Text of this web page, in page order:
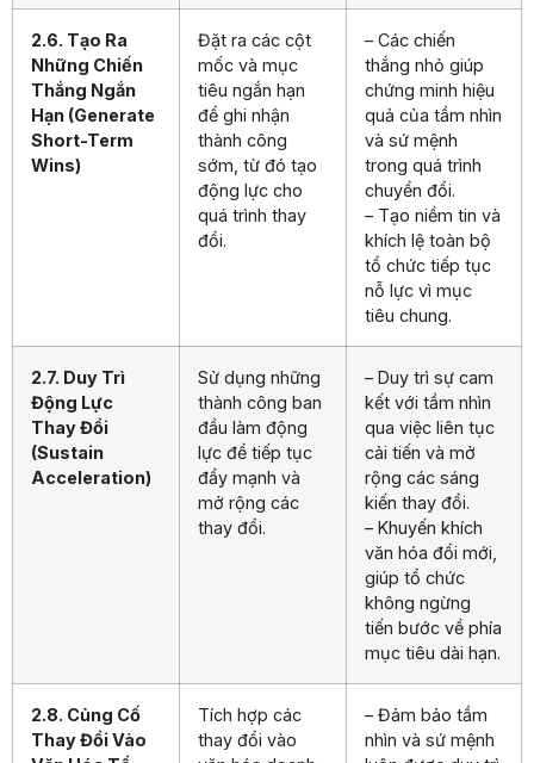
2.6. Tạo Ra
Những Chiến
Thắng Ngắn
Hạn (Generate
Short-Term
Wins)
Đặt ra các cột
mốc và mục
tiêu ngắn hạn
để ghi nhận
thành công
sớm, từ đó tạo
động lực cho
quá trình thay
đổi.
– Các chiến
thắng nhỏ giúp
chứng minh hiệu
quả của tầm nhìn
và sứ mệnh
trong quá trình
chuyển đổi.
– Tạo niềm tin và
khích lệ toàn bộ
tổ chức tiếp tục
nỗ lực vì mục
tiêu chung.
2.7. Duy Trì
Động Lực
Thay Đổi
(Sustain
Acceleration)
Sử dụng những
thành công ban
đầu làm động
lực để tiếp tục
đẩy mạnh và
mở rộng các
thay đổi.
– Duy trì sự cam
kết với tầm nhìn
qua việc liên tục
cải tiến và mở
rộng các sáng
kiến thay đổi.
– Khuyến khích
văn hóa đổi mới,
giúp tổ chức
không ngừng
tiến bước về phía
mục tiêu dài hạn.
2.8. Củng Cố
Thay Đổi Vào
Tích hợp các
thay đổi vào
– Đảm bảo tầm
nhìn và sứ mệnh